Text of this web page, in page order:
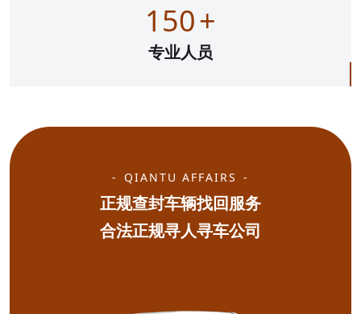
150+
专业人员
QIANTU AFFAIRS
正规查封车辆找回服务
合法正规寻人寻车公司